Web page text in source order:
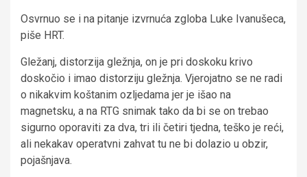
Osvrnuo se i na pitanje izvrnuća zgloba Luke Ivanušeca,
piše HRT.
Gležanj, distorzija gležnja, on je pri doskoku krivo
doskočio i imao distorziju gležnja. Vjerojatno se ne radi
o nikakvim koštanim ozljedama jer je išao na
magnetsku, a na RTG snimak tako da bi se on trebao
sigurno oporaviti za dva, tri ili četiri tjedna, teško je reći,
ali nekakav operatvni zahvat tu ne bi dolazio u obzir,
pojašnjava.